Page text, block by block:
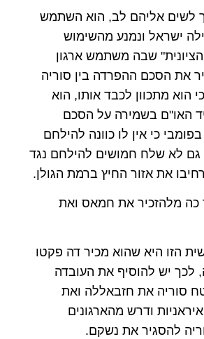
לשים אליהם לב, הוא השתמש
ישראל ונמנע מהשימוש
שבה משתמש ארגון
את הסכם ההפרדה בין סוריה
הוא מתכוון לכבד אותו, הוא
האו"ם בשמירה על הסכם
כי אין לו כוונה להילחם
גם לא שלח חמושים להילחם נגד
את אזור החיץ ברמת הגולן.
כה מלהזכיר את חמאס ואת
הזו היא שהוא מכיר דה פקטו
לכך יש להוסיף את העובדה
סוריה את חזבאללה ואת
ודרש מהארגונים
להסגיר את נשקם.